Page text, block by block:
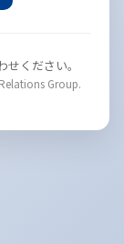
ください。
Group.